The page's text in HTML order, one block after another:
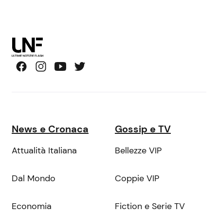
News e Cronaca
Attualità Italiana
Dal Mondo
Economia
Gossip e TV
Bellezze VIP
Coppie VIP
Fiction e Serie TV